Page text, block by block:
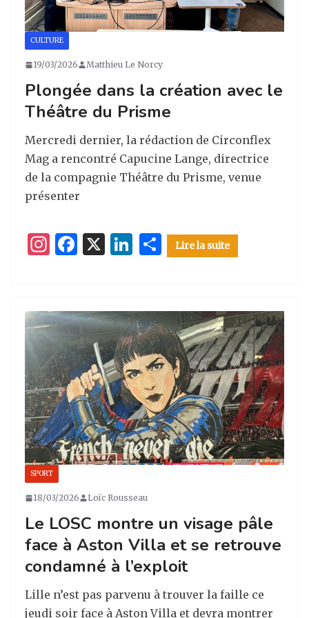
CULTURE
19/03/2026 Matthieu Le Norcy
Plongée dans la création avec le
Théâtre du Prisme
Mercredi dernier, la rédaction de Circonflex
Mag a rencontré Capucine Lange, directrice
de la compagnie Théâtre du Prisme, venue
présenter
I
a
g
ra
m
F
e
b
o
o
k
X
Li
e
dI
n
ar
g
er
Lire la suite
SPORT
18/03/2026 Loïc Rousseau
Le LOSC montre un visage pâle
face à Aston Villa et se retrouve
condamné à l’exploit
Lille n’est pas parvenu à trouver la faille ce
jeudi soir face à Aston Villa et devra montrer